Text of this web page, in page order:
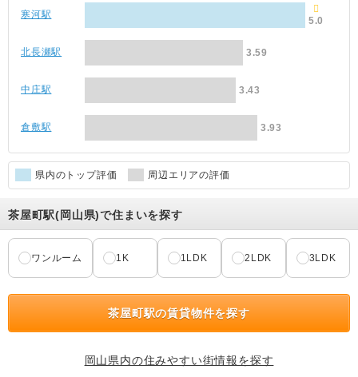
寒河駅
5.0
北長瀬駅 3.59
中庄駅 3.43
倉敷駅 3.93
県内のトップ評価 周辺エリアの評価
茶屋町駅(岡山県)で住まいを探す
ワンルーム 1K 1LDK 2LDK 3LDK
茶屋町駅の賃貸物件を探す
岡山県内の住みやすい街情報を探す